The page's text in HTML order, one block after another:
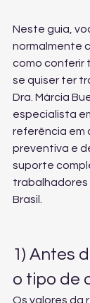
Neste guia,
normalmente
como conferir
se quiser ter
Dra. Márcia
especialista
referência em
preventiva e
suporte
trabalhadores
Brasil.
1) Antes
o tipo de
Os valores da